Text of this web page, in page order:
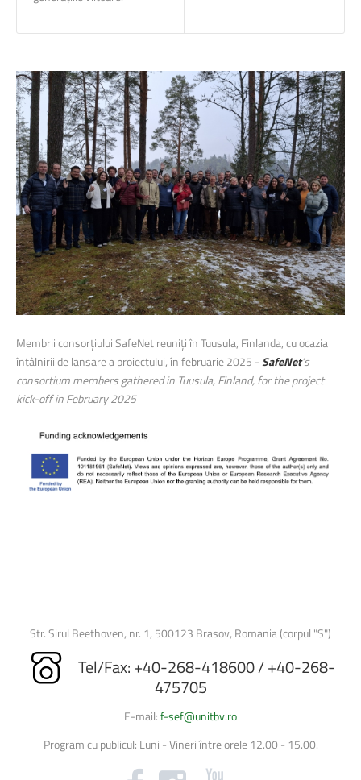
Membrii consorțiului SafeNet reuniți în Tuusula, Finlanda, cu ocazia
întâlnirii de lansare a proiectului, în februarie 2025 -SafeNet’s
consortium members gathered in Tuusula, Finland, for the project
kick-off in February 2025
Str. Sirul Beethoven, nr. 1, 500123 Brasov, Romania (corpul "S")
Tel/Fax: +40-268-418600 / +40-268-
475705
E-mail:f-sef@unitbv.ro
Program cu publicul: Luni - Vineri între orele 12.00 - 15.00.